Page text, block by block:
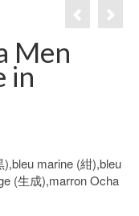
Men
in
marine (紺),bleu
(生成),marron Ocha